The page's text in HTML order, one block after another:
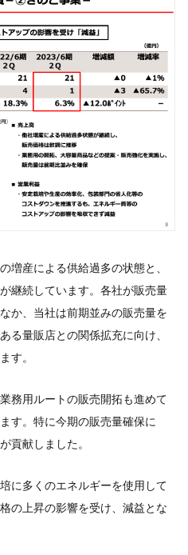
増産による供給過多の状態と、
継続しています。各社が販売量
か、当社は前期並みの販売量を
る量販店との関係拡充に向け、
す。
務用ルートの販売開拓も進めて
す。特に今期の販売量確保に
貢献しました。
に多くのエネルギーを使用して
の上昇の影響を受け、減益とな